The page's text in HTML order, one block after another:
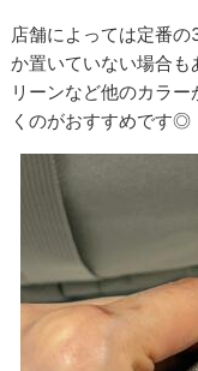
店舗によっては定番
か置いていない場合
リーンなど他のカラ
くのがおすすめです◎